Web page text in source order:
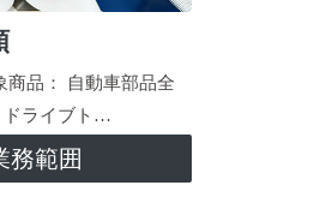
商品： 自動車部品全
ドライブト…
務範囲